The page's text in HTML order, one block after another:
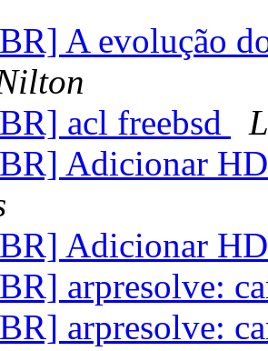
A evolução
acl freebsd
Adicionar
Adicionar
arpresolve:
arpresolve: